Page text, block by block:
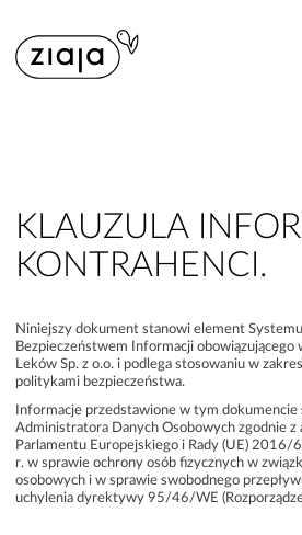
KLAUZULA
KONTRAHENCI.
Niniejszy dokument stanowi element Systemu
Bezpieczeństwem Informacji obowiązującego
Leków Sp. z o.o. i podlega stosowaniu w
politykami bezpieczeństwa.
Informacje przedstawione w tym dokumencie
Administratora Danych Osobowych zgodnie z
Parlamentu Europejskiego i Rady (UE)
r. w sprawie ochrony osób fizycznych w
osobowych i w sprawie swobodnego
uchylenia dyrektywy 95/46/WE